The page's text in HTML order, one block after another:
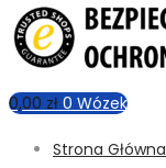
0,00 zł 0 Wózek
Strona Główna